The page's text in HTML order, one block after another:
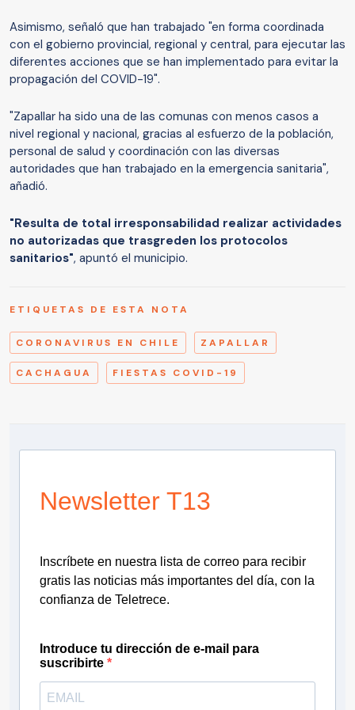
Asimismo, señaló que han trabajado "en forma coordinada
con el gobierno provincial, regional y central, para ejecutar las
diferentes acciones que se han implementado para evitar la
propagación del COVID-19".
"Zapallar ha sido una de las comunas con menos casos a
nivel regional y nacional, gracias al esfuerzo de la población,
personal de salud y coordinación con las diversas
autoridades que han trabajado en la emergencia sanitaria",
añadió.
"Resulta de total irresponsabilidad realizar actividades
no autorizadas que trasgreden los protocolos
sanitarios", apuntó el municipio.
ETIQUETAS DE ESTA NOTA
CORONAVIRUS EN CHILE ZAPALLAR
CACHAGUA FIESTAS COVID-19
Newsletter T13
Inscríbete en nuestra lista de correo para recibir
gratis las noticias más importantes del día, con la
confianza de Teletrece.
Introduce tu dirección de e-mail para
suscribirte